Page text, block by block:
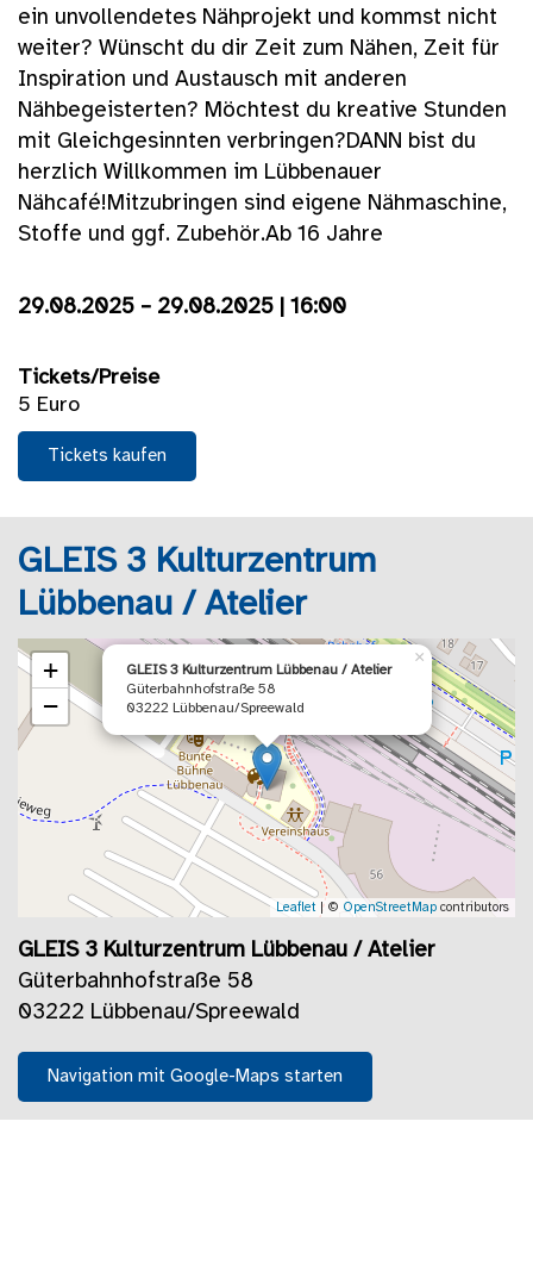
ein unvollendetes Nähprojekt und kommst nicht
weiter? Wünscht du dir Zeit zum Nähen, Zeit für
Inspiration und Austausch mit anderen
Nähbegeisterten? Möchtest du kreative Stunden
mit Gleichgesinnten verbringen?DANN bist du
herzlich Willkommen im Lübbenauer
Nähcafé!Mitzubringen sind eigene Nähmaschine,
Stoffe und ggf. Zubehör.Ab 16 Jahre
29.08.2025 – 29.08.2025 | 16:00
Tickets/Preise
5 Euro
Tickets kaufen
GLEIS 3 Kulturzentrum
Lübbenau / Atelier
GLEIS 3 Kulturzentrum Lübbenau / Atelier
Güterbahnhofstraße 58
03222 Lübbenau/Spreewald
×
+
−
Leaflet | © OpenStreetMap contributors
GLEIS 3 Kulturzentrum Lübbenau / Atelier
Güterbahnhofstraße 58
03222 Lübbenau/Spreewald
Navigation mit Google-Maps starten